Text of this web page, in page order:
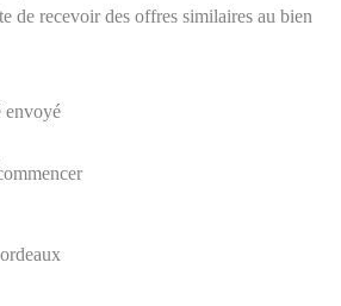
de recevoir des offres similaires au bien
envoyé